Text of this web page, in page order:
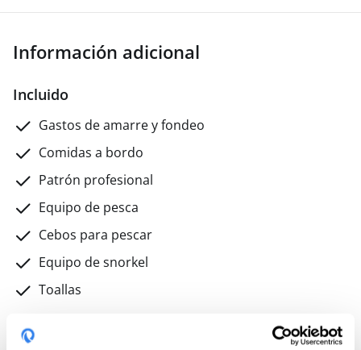
aproximadamente a las 09:00 horas.---Aviso
dependiendo de:Condiciones meteorológicas
los huéspedes
nuestra máxima prioridad a bordo del viaje.
Información adicional
Incluido
Gastos de amarre y fondeo
Comidas a bordo
Patrón profesional
Equipo de pesca
Cebos para pescar
Equipo de snorkel
Toallas
No incluido